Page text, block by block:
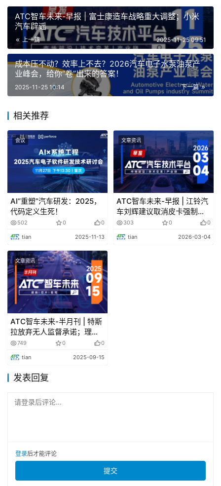
2026年跨越升级，汽车测试展将与汽车底盘展、汽车
动力展、汽车热管理展四展同期举办，总展出规模从2.8万
㎡扩容至6万㎡，上海新国际博览中心四馆齐开，打造汽车
全产业链集群盛会！
汽车产业链全覆盖，一展贯通！
部分展品
能源与三电转向测试、智能网联与电子系统测试、底盘与悬
挂系统测试、车身及内外饰测试、测试支持系统
汽车底盘展：制动系统、转向系统、悬架系统、智能底
盘、轻量化部件及材料、生产制造
汽车动力展：电驱动集成、电驱动桥、电机、电控、减
速器、Sic功率模块、驱动系统零部件、高压零部件、材料
等
件、电子水泵、压缩机、管路总成及零部件、电池热管理系
ATC智车未来-早报 | 富士康造车战略重大调整；小米
汽车辟谣
上一篇 2025-11-25 09:51
成本压不动？效率上不去？2026汽车电子水泵油泵产
业峰会，给你“卷”出来的答案！
下一篇
2025-11-25 10:14
相关推荐
会议
AI“重塑”汽车研发：2025，
代码定义生死！
502 0 0
tian 2025-11-13
文章资讯
ATC智车未来-早报 | 江铃汽
车刘辉建议取消皮卡强制报
废；曝一辆比亚迪元plus“扛
住了”一枚导弹袭击
303 0 0
tian 2026-03-04
文章资讯
ATC智车未来-半月刊 | 特斯
拉放弃无人监督承诺；理想
汽车从局部领先进入全面领
先
749 0 0
tian 2025-09-15
发表回复
请登录后评论...
登录后才能评论
提交